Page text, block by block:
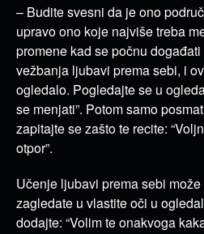
– Budite svesni da je ono
upravo ono koje najviše treba
promene kad se počnu
vežbanja ljubavi prema sebi, i
ogledalo. Pogledajte se u
se menjati”. Potom samo
zapitajte se zašto te recite:
otpor”.
Učenje ljubavi prema sebi
zagledate u vlastite oči u
dodajte: “Volim te onakvoga